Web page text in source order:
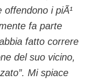
offendono i piÃ¹
fa parte
fatto correre
del suo vicino,
Mi spiace